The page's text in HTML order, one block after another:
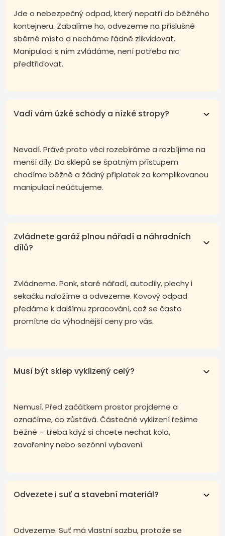
Jde o nebezpečný odpad, který nepatří do běžného
kontejneru. Zabalíme ho, odvezeme na příslušné
sběrné místo a necháme řádně zlikvidovat.
Manipulaci s ním zvládáme, není potřeba nic
předtřiďovat.
Vadí vám úzké schody a nízké stropy?
Nevadí. Právě proto věci rozebíráme a rozbíjíme na
menší díly. Do sklepů se špatným přístupem
chodíme běžně a žádný příplatek za komplikovanou
manipulaci neúčtujeme.
Zvládnete garáž plnou nářadí a náhradních
dílů?
Zvládneme. Ponk, staré nářadí, autodíly, plechy i
sekačku naložíme a odvezeme. Kovový odpad
předáme k dalšímu zpracování, což se často
promítne do výhodnější ceny pro vás.
Musí být sklep vyklizený celý?
Nemusí. Před začátkem prostor projdeme a
označíme, co zůstává. Částečné vyklizení řešíme
běžně – třeba když si chcete nechat kola,
zavařeniny nebo sezónní vybavení.
Odvezete i suť a stavební materiál?
Odvezeme. Suť má vlastní sazbu, protože se